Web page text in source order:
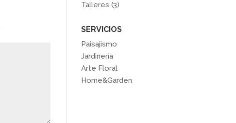
Talleres (3)
SERVICIOS
Paisajismo
Jardinería
Arte Floral
Home&Garden